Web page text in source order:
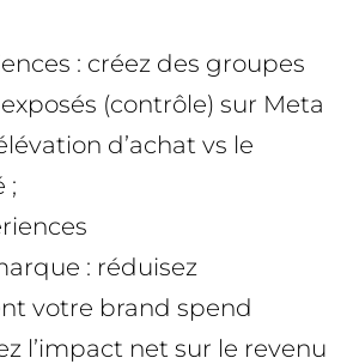
: créez des groupes
(contrôle) sur Meta
d’achat vs le
;
: réduisez
votre brand spend
l’impact net sur le revenu